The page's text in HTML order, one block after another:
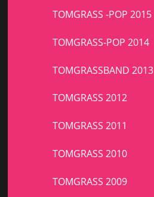
TOMGRASS -POP 2015
TOMGRASS-POP 2014
TOMGRASSBAND 2013
TOMGRASS 2012
TOMGRASS 2011
TOMGRASS 2010
TOMGRASS 2009